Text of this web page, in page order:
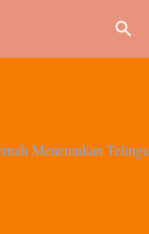
Menemukan Telinga